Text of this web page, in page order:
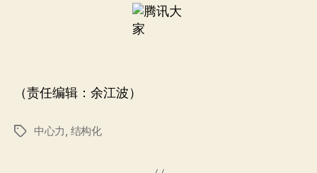
（责任编辑：余江波）
标
中心力 结构化